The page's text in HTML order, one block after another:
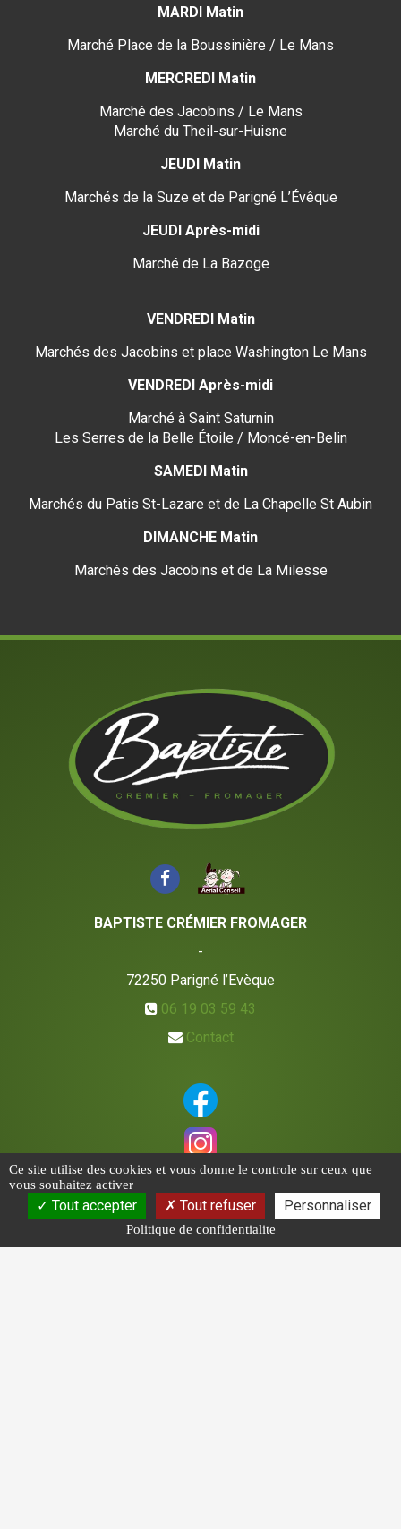
MARDI Matin
Marché Place de la Boussinière / Le Mans
MERCREDI Matin
Marché des Jacobins / Le Mans
Marché du Theil-sur-Huisne
JEUDI Matin
Marchés de la Suze et de Parigné L’Évêque
JEUDI Après-midi
Marché de La Bazoge
VENDREDI Matin
Marchés des Jacobins et place Washington Le Mans
VENDREDI Après-midi
Marché à Saint Saturnin
Les Serres de la Belle Étoile / Moncé-en-Belin
SAMEDI Matin
Marchés du Patis St-Lazare et de La Chapelle St Aubin
DIMANCHE Matin
Marchés des Jacobins et de La Milesse
BAPTISTE CRÉMIER FROMAGER
-
72250 Parigné l’Evèque
06 19 03 59 43
Contact
CGV
Les photos sont des propriétés intellectuelles, toute
Ce site utilise des cookies et vous donne le controle sur ceux que
vous souhaitez activer
Tout accepter Tout refuser Personnaliser
Politique de confidentialite